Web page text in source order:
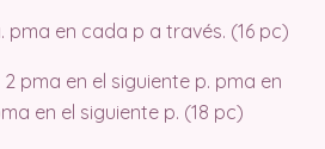
pma en cada p a través. (16 pc)
2 pma en el siguiente p. pma en
en el siguiente p. (18 pc)